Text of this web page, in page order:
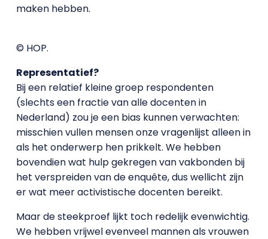
maken hebben.
© HOP.
Representatief?
Bij een relatief kleine groep respondenten
(slechts een fractie van alle docenten in
Nederland) zou je een bias kunnen verwachten:
misschien vullen mensen onze vragenlijst alleen in
als het onderwerp hen prikkelt. We hebben
bovendien wat hulp gekregen van vakbonden bij
het verspreiden van de enquête, dus wellicht zijn
er wat meer activistische docenten bereikt.
Maar de steekproef lijkt toch redelijk evenwichtig.
We hebben vrijwel evenveel mannen als vrouwen